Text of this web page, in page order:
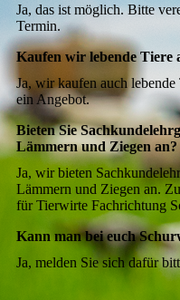
Ja, das ist möglich. Bitte
Termin.
Kaufen wir lebende Tiere
Ja, wir kaufen auch
ein Angebot.
Bieten Sie
Lämmern und Ziegen an?
Ja, wir bieten
Lämmern und Ziegen an.
für Tierwirte Fachrichtung
Kann man bei euch
Ja, melden Sie sich dafür